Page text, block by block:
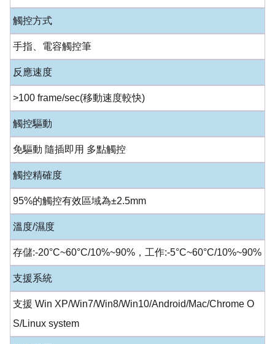
觸控方式
手指、電容觸控筆
反應速度
>100 frame/sec(移動速度較快)
觸控驅動
免驅動 隨插即用 多點觸控
觸控精確度
95%的觸控有效區域為±2.5mm
溫度/濕度
存儲:-20°C~60°C/10%~90%，工作:-5°C~60°C/10%~90%
支援系統
支援 Win XP/Win7/Win8/Win10/Android/Mac/Chrome O
S/Linux system